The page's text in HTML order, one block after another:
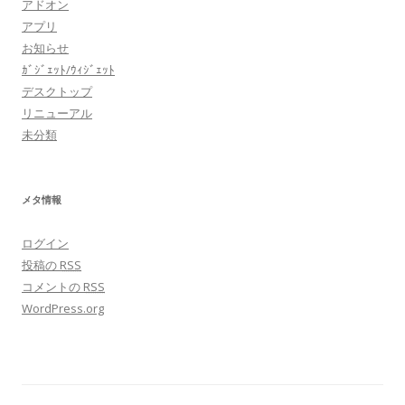
アドオン
アプリ
お知らせ
ｶﾞｼﾞｪｯﾄ/ｳｨｼﾞｪｯﾄ
デスクトップ
リニューアル
未分類
メタ情報
ログイン
投稿の RSS
コメントの RSS
WordPress.org